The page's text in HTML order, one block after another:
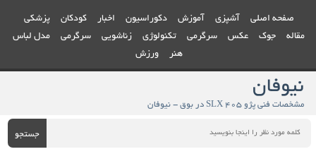
صفحه اصلی آشپزی آموزش دکوراسیون اخبار کودکان
پزشکی
مقاله
جوک عکس سرگرمی تکنولوژی زناشویی سرگرمی
مدل لباس
هنر
ورزش
نیوفان
مشخصات فنی پژو ۴۰۵ SLX در بوق - نیوفان
جستجو